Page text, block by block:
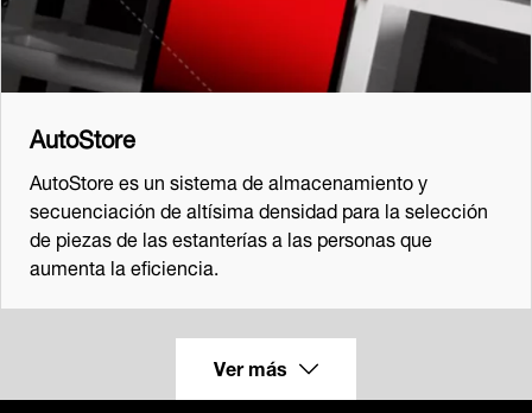
AutoStore
AutoStore es un sistema de almacenamiento y
secuenciación de altísima densidad para la selección
de piezas de las estanterías a las personas que
aumenta la eficiencia.
Ver más